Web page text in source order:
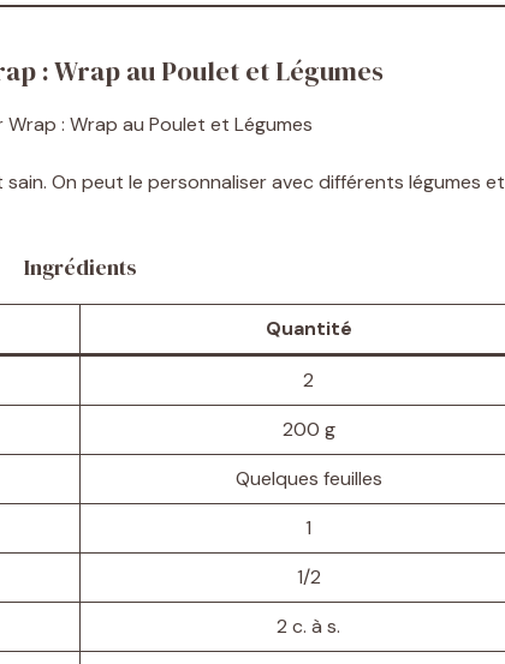
: Wrap au Poulet et Légumes
sain. On peut le personnaliser avec différents légumes et
Ingrédients
Quantité
2
200 g
Quelques feuilles
1
1/2
2 c. à s.